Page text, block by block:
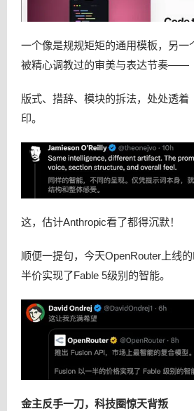
一个像是规规矩矩的通用模板，另一
被精心调教过的审美与表达节奏——
版式、措辞、模块的拆法，处处透着
印。
这，估计Anthropic看了都得沉默！
顺便一提句，今天OpenRouter上线
半价实现了Fable 5级别的智能。
金主反手一刀，科技圈惊天背叛